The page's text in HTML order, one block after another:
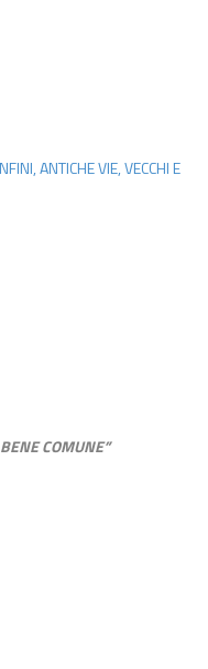
ANTICHE VIE, VECCHI E
COMUNE”